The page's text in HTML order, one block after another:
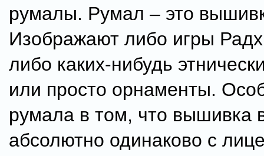
румалы. Румал – это
Изображают либо игры
либо каких-нибудь
или просто орнаменты.
румала в том, что вышивка
абсолютно одинаково с